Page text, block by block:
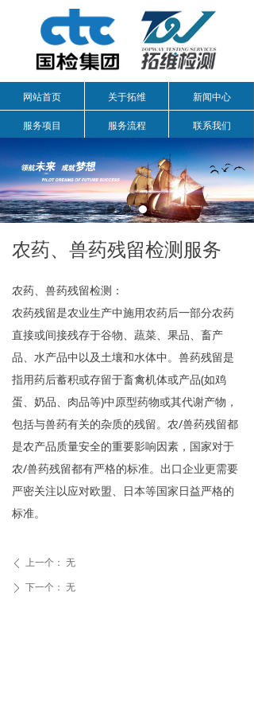
网站首页 关于拓维 新闻中心
服务项目 服务流程 联系我们
ꄴ 上一个： 无
ꄲ 下一个： 无
农药、兽药残留检测：
农药残留是农业生产中施用农药后一部分农药
直接或间接残存于谷物、蔬菜、果品、畜产
品、水产品中以及土壤和水体中。兽药残留是
指用药后蓄积或存留于畜禽机体或产品(如鸡
蛋、奶品、肉品等)中原型药物或其代谢产物，
包括与兽药有关的杂质的残留。农/兽药残留都
是农产品质量安全的重要影响因素，国家对于
农/兽药残留都有严格的标准。出口企业更需要
严密关注以应对欧盟、日本等国家日益严格的
标准。
农药、兽药残留检测服务